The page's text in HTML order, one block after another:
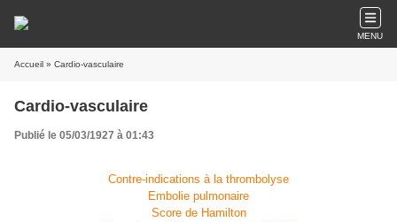
MENU
Accueil » Cardio-vasculaire
Cardio-vasculaire
Publié le 05/03/1927 à 01:43
Contre-indications à la thrombolyse
Embolie pulmonaire
Score de Hamilton